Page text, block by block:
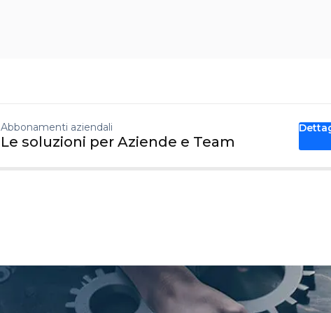
Abbonamenti aziendali
Le soluzioni per Aziende e Team